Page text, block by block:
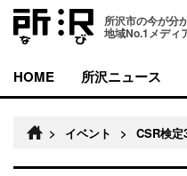
所沢市の今が分
地域No.1メディ
HOME 所沢ニュース
> イベント > CSR検